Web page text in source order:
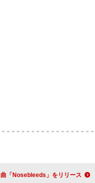
ドーチー、【グラミー賞】受賞翌日に新曲「Nosebleeds」をリリース